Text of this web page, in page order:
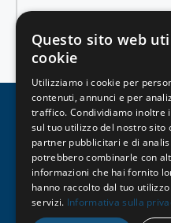
SEDE DI MILANO
Foro Buonaparte, 54
20121 Milano
Tel: +39 024814994
Email:
Questo sito web
cookie
Utilizziamo i cookie per
contenuti, annunci e per
traffico. Condividiamo inoltre
sul tuo utilizzo del nostro sito
partner pubblicitari e di
potrebbero combinarle con
informazioni che hai fornito
hanno raccolto dal tuo
servizi. Informativa sulla